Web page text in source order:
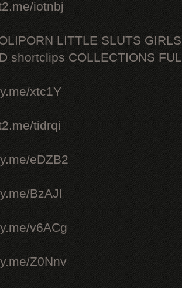
iotnbj
LITTLE SLUTS
shortclips COLLECTIONS
xtc1Y
tidrqi
eDZB2
BzAJI
v6ACg
Z0Nnv